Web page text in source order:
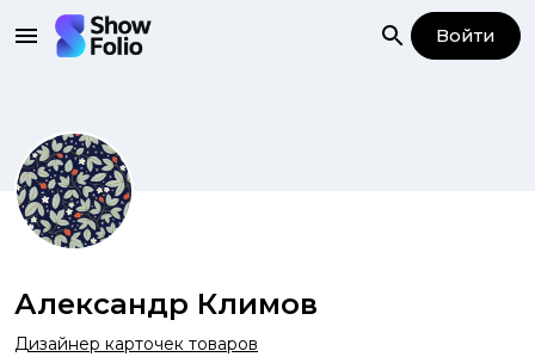
Войти
Александр Климов
Дизайнер карточек товаров